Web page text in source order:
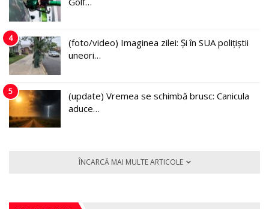
4
(foto/video) Imaginea zilei: Și în SUA polițiștii
uneori…
5
(update) Vremea se schimbă brusc: Canicula
aduce…
ÎNCARCĂ MAI MULTE ARTICOLE